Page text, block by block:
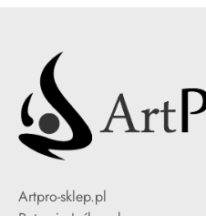
Artpro-sklep.pl